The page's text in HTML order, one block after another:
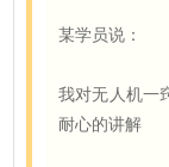
某学员说：
我对无人机一
耐心的讲解